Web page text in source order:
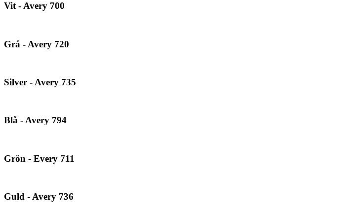
Vit - Avery 700
Grå - Avery 720
Silver - Avery 735
Blå - Avery 794
Grön - Every 711
Guld - Avery 736